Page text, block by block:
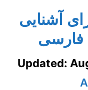
آشنایی
فارسی
Updated: